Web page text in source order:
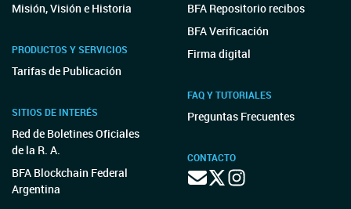
Misión, Visión e Historia
PRODUCTOS Y SERVICIOS
Tarifas de Publicación
SITIOS DE INTERÉS
Red de Boletines Oficiales
de la R. A.
BFA Blockchain Federal
Argentina
BFA Repositorio recibos
BFA Verificación
Firma digital
FAQ Y TUTORIALES
Preguntas Frecuentes
CONTACTO